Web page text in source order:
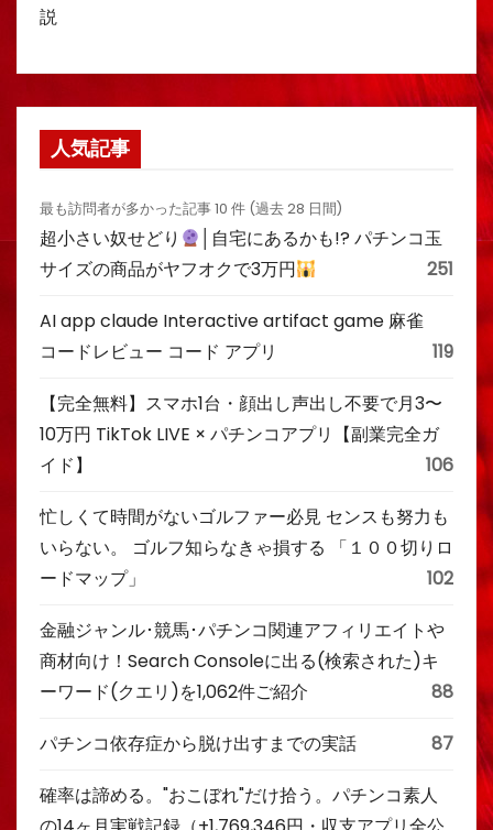
説
人気記事
最も訪問者が多かった記事 10 件 (過去 28 日間)
超小さい奴せどり
│自宅にあるかも!? パチンコ玉
サイズの商品がヤフオクで3万円
251
AI app claude Interactive artifact game 麻雀
コードレビュー コード アプリ
119
【完全無料】スマホ1台・顔出し声出し不要で月3〜
10万円 TikTok LIVE × パチンコアプリ【副業完全ガ
イド】
106
忙しくて時間がないゴルファー必見 センスも努力も
いらない。 ゴルフ知らなきゃ損する 「１００切りロ
ードマップ」
102
金融ジャンル･競馬･パチンコ関連アフィリエイトや
商材向け！Search Consoleに出る(検索された)キ
ーワード(クエリ)を1,062件ご紹介
88
パチンコ依存症から脱け出すまでの実話 87
確率は諦める。"おこぼれ"だけ拾う。パチンコ素人